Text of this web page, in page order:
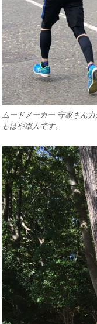
ムードメーカー 守家さん
もはや軍人です。